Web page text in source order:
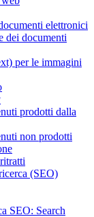
elettronici
dei documenti
per le immagini
prodotti dalla
non prodotti
(SEO)
SEO: Search